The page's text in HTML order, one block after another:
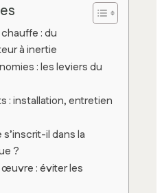
: du
à inertie
: les leviers du
: installation, entretien
il dans la
?
: éviter les